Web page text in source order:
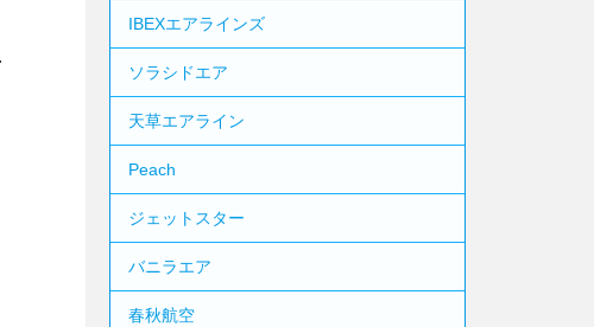
IBEXエアラインズ
ソラシドエア
天草エアライン
Peach
ジェットスター
バニラエア
春秋航空